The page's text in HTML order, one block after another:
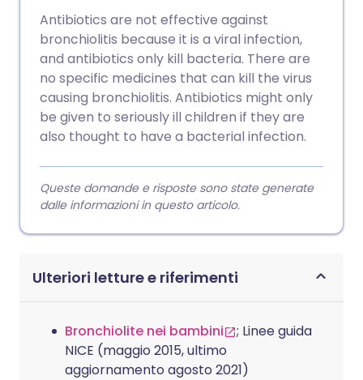
Antibiotics are not effective against
bronchiolitis because it is a viral infection,
and antibiotics only kill bacteria. There are
no specific medicines that can kill the virus
causing bronchiolitis. Antibiotics might only
be given to seriously ill children if they are
also thought to have a bacterial infection.
Queste domande e risposte sono state generate
dalle informazioni in questo articolo.
Ulteriori letture e riferimenti
Bronchiolite nei bambini
; Linee guida
NICE (maggio 2015, ultimo
aggiornamento agosto 2021)